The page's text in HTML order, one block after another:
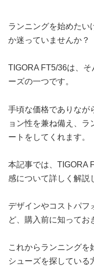
ランニングを始めたい
か迷っていませんか？
TIGORA FT5/36は、
ーズの一つです。
手頃な価格でありなが
ョン性を兼ね備え、
ートをしてくれます。
本記事では、TIGORA
感について詳しく解説
デザインやコストパフ
ど、購入前に知ってお
これからランニングを
シューズを探している